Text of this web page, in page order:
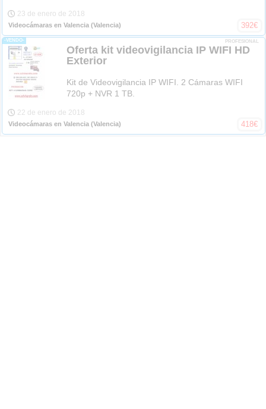
23 de enero de 2018
Videocámaras en Valencia (Valencia) 392€
-VENDO- PROFESIONAL
Oferta kit videovigilancia IP WIFI HD
Exterior
Kit de Videovigilancia IP WIFI. 2 Cámaras WIFI
720p + NVR 1 TB.
22 de enero de 2018
Videocámaras en Valencia (Valencia) 418€